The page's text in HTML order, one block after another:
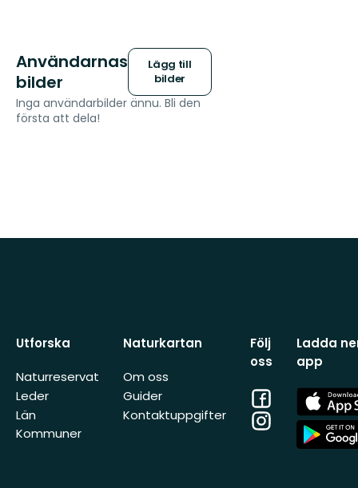
Användarnas
bilder
Lägg till
bilder
Inga användarbilder ännu. Bli den
första att dela!
Utforska
Naturreservat
Leder
Län
Kommuner
Naturkartan
Om oss
Guider
Kontaktuppgifter
Följ
oss
Facebook
Instagram
Ladda
app
App
Store
App
Store